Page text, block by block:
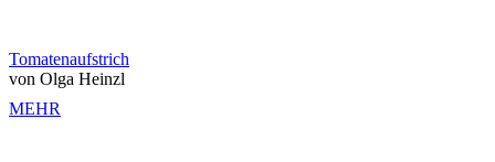
Tomatenaufstrich
von Olga Heinzl
MEHR